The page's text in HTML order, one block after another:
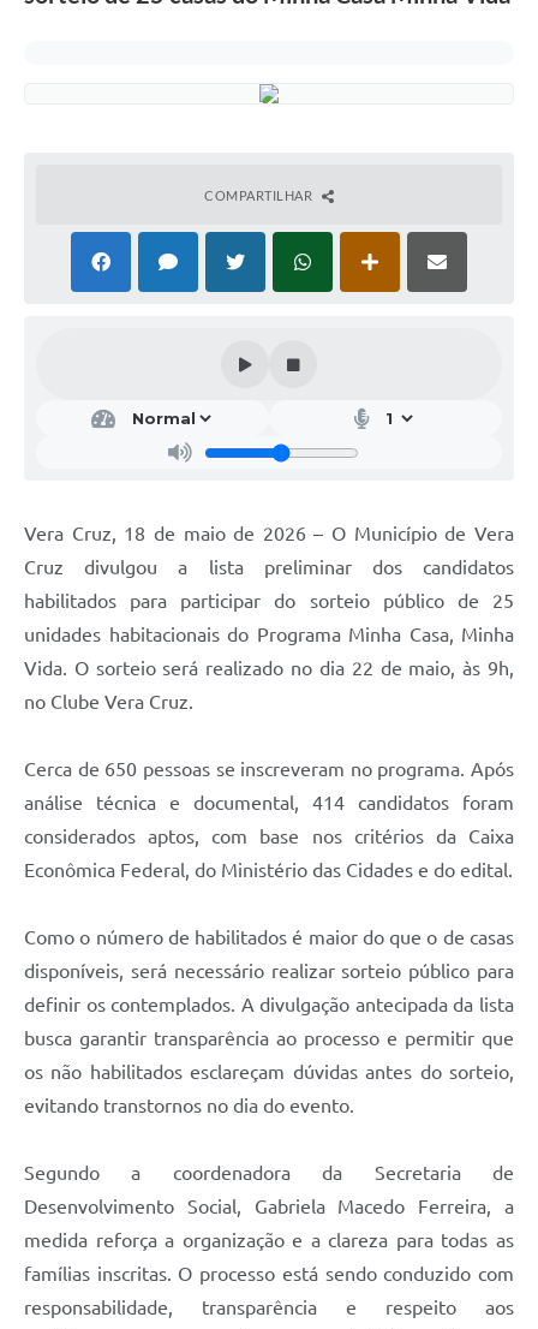
COMPARTILHAR
Vera Cruz, 18 de maio de 2026 – O Município de Vera
Cruz divulgou a lista preliminar dos candidatos
habilitados para participar do sorteio público de 25
unidades habitacionais do Programa Minha Casa, Minha
Vida. O sorteio será realizado no dia 22 de maio, às 9h,
no Clube Vera Cruz.
Cerca de 650 pessoas se inscreveram no programa. Após
análise técnica e documental, 414 candidatos foram
considerados aptos, com base nos critérios da Caixa
Econômica Federal, do Ministério das Cidades e do edital.
Como o número de habilitados é maior do que o de casas
disponíveis, será necessário realizar sorteio público para
definir os contemplados. A divulgação antecipada da lista
busca garantir transparência ao processo e permitir que
os não habilitados esclareçam dúvidas antes do sorteio,
evitando transtornos no dia do evento.
Segundo a coordenadora da Secretaria de
Desenvolvimento Social, Gabriela Macedo Ferreira, a
medida reforça a organização e a clareza para todas as
famílias inscritas. O processo está sendo conduzido com
responsabilidade, transparência e respeito aos